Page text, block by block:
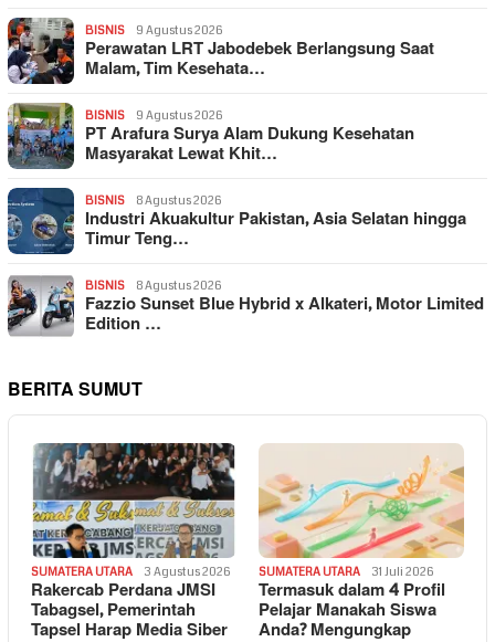
BISNIS 9 Agustus 2026
Perawatan LRT Jabodebek Berlangsung Saat
Malam, Tim Kesehata…
BISNIS 9 Agustus 2026
PT Arafura Surya Alam Dukung Kesehatan
Masyarakat Lewat Khit…
BISNIS 8 Agustus 2026
Industri Akuakultur Pakistan, Asia Selatan hingga
Timur Teng…
BISNIS 8 Agustus 2026
Fazzio Sunset Blue Hybrid x Alkateri, Motor Limited
Edition …
BERITA SUMUT
SUMATERA UTARA 3 Agustus 2026
Rakercab Perdana JMSI
Tabagsel, Pemerintah
Tapsel Harap Media Siber
SUMATERA UTARA 31 Juli 2026
Termasuk dalam 4 Profil
Pelajar Manakah Siswa
Anda? Mengungkap